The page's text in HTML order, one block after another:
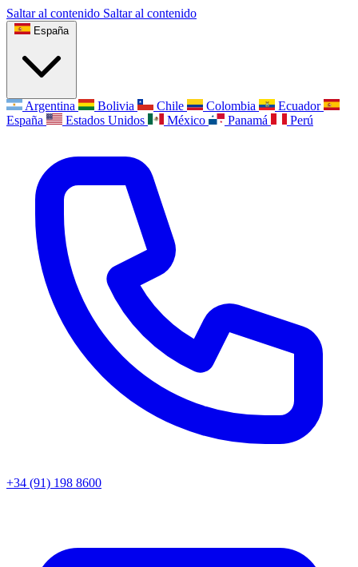
Saltar al contenido Saltar al contenido
España
Argentina Bolivia Chile Colombia
Ecuador
España
Estados Unidos México Panamá Perú
+34 (91) 198 8600